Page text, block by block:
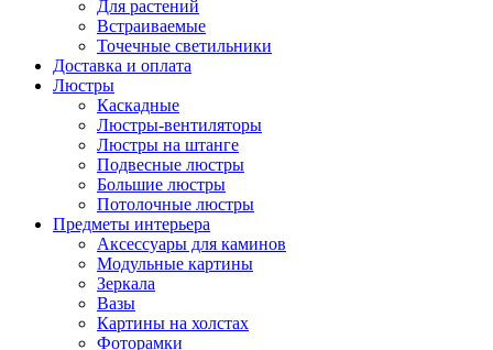
Для растений
Встраиваемые
Точечные светильники
Доставка и оплата
Люстры
Каскадные
Люстры-вентиляторы
Люстры на штанге
Подвесные люстры
Большие люстры
Потолочные люстры
Предметы интерьера
Аксессуары для каминов
Модульные картины
Зеркала
Вазы
Картины на холстах
Фоторамки